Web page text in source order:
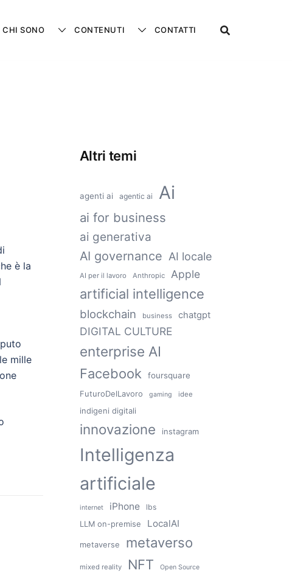
CHI SONO CONTENUTI CONTATTI
è la
mille
Altri temi
agenti ai agentic ai Ai
ai for business
ai generativa
AI governance AI locale
AI per il lavoro Anthropic Apple
artificial intelligence
blockchain business chatgpt
DIGITAL CULTURE
enterprise AI
Facebook
foursquare
FuturoDelLavoro
gaming idee
indigeni digitali
innovazione instagram
Intelligenza
artificiale
internet iPhone lbs
LLM on-premise LocalAI
metaverse metaverso
mixed reality NFT Open Source